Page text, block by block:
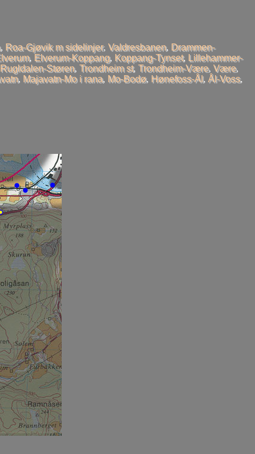
, Roa-Gjøvik m sidelinjer, Valdresbanen, Drammen-
, Elverum-Koppang, Koppang-Tynset, Lillehammer-
Rugldalen-Støren, Trondheim st, Trondheim-Være, Være,
, Majavatn-Mo i rana, Mo-Bodø, Hønefoss-Ål, Ål-Voss,